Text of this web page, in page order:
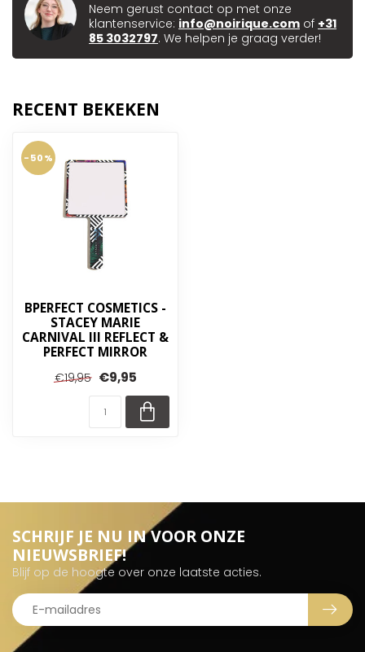
Neem gerust contact op met onze
klantenservice: info@noirique.com of +31
85 3032797. We helpen je graag verder!
RECENT BEKEKEN
-50%
BPERFECT COSMETICS -
STACEY MARIE
CARNIVAL III REFLECT &
PERFECT MIRROR
€19,95 €9,95
SCHRIJF JE NU IN VOOR ONZE
NIEUWSBRIEF!
Blijf op de hoogte over onze laatste acties.